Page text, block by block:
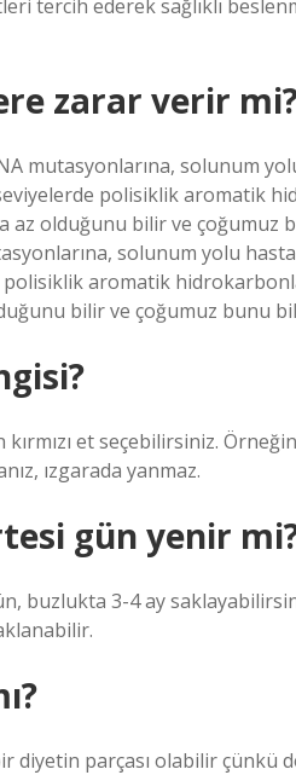
tercih ederek sağlıklı
zarar verir
mutasyonlarına, solunum
polisiklik aromatik
az olduğunu bilir ve çoğumuz
solunum yolu
aromatik
bilir ve çoğumuz bunu
kırmızı et seçebilirsiniz.
ızgarada yanmaz.
gün yenir
buzlukta 3-4 ay
diyetin parçası olabilir çünkü